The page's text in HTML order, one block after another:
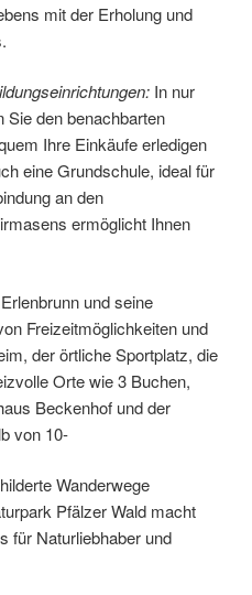
mit der Erholung und
In nur
Sie den benachbarten
Ihre Einkäufe erledigen
eine Grundschule, ideal für
an den
ermöglicht Ihnen
Erlenbrunn und seine
Freizeitmöglichkeiten und
der örtliche Sportplatz, die
Orte wie 3 Buchen,
Beckenhof und der
von 10-
Wanderwege
Pfälzer Wald macht
für Naturliebhaber und